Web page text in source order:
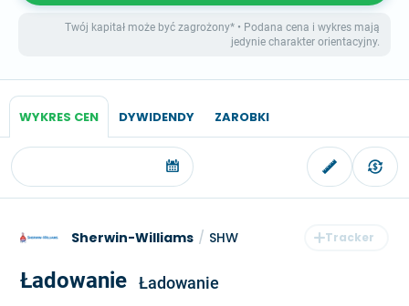
Twój kapitał może być zagrożony* • Podana cena i wykres mają
jedynie charakter orientacyjny.
WYKRES CEN DYWIDENDY ZAROBKI
Sherwin-Williams / SHW
Ładowanie Ładowanie